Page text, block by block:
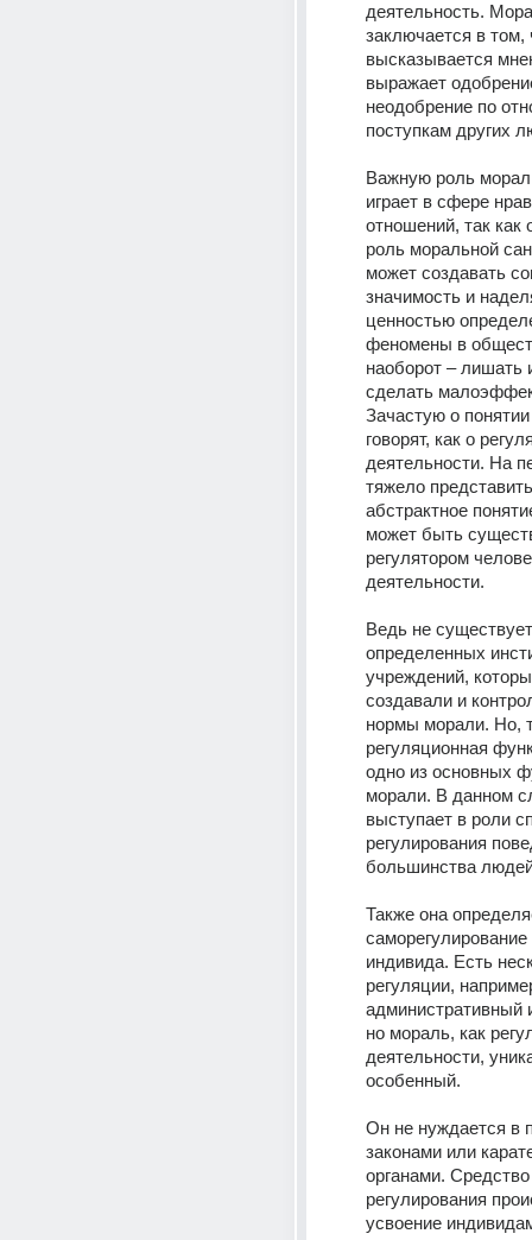
деятельность.
заключается в том,
высказывается
выражает
неодобрение по
поступкам других
Важную роль
играет в сфере
отношений, так как
роль моральной
может создавать
значимость и
ценностью
феномены в
наоборот – лишать
сделать
Зачастую о
говорят, как о
деятельности. На
тяжело
абстрактное
может быть
регулятором
деятельности.
Ведь не существует
определенных
учреждений,
создавали и
нормы морали. Но,
регуляционная
одно из основных
морали. В данном
выступает в роли
регулирования
большинства
Также она
индивида. Есть
регуляции,
административный
но мораль, как
деятельности,
особенный.
Он не нуждается в
законами или
органами. Средство
регулирования
усвоение